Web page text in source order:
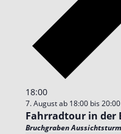
18:00
7. August ab 18:00bis 20:00
Fahrradtour in der
Bruchgraben Aussichtsturm